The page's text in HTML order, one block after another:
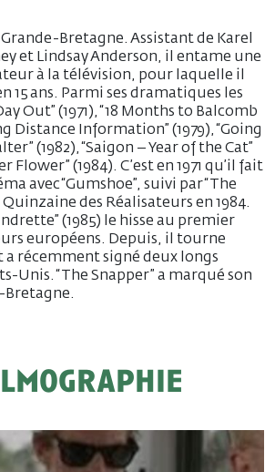
Grande-Bretagne. Assistant de Karel
et Lindsay Anderson, il entame une
à la télévision, pour laquelle il
15 ans. Parmi ses dramatiques les
Out” (1971), “18 Months to Balcomb
Distance Information” (1979), “Going
(1982), “Saigon – Year of the Cat”
Flower” (1984). C’est en 1971 qu’il fait
avec “Gumshoe”, suivi par “The
Quinzaine des Réalisateurs en 1984.
(1985) le hisse au premier
européens. Depuis, il tourne
récemment signé deux longs
Unis. “The Snapper” a marqué son
Bretagne.